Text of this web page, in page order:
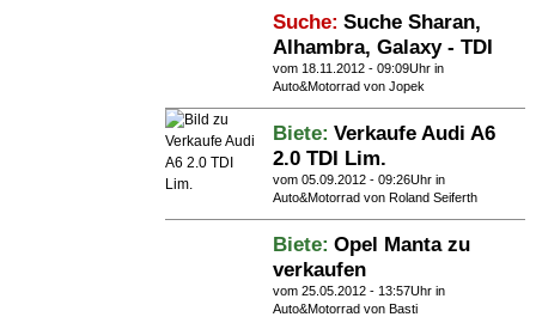
Suche: Suche Sharan,
Alhambra, Galaxy - TDI
vom 18.11.2012 - 09:09Uhr in
Auto&Motorrad von Jopek
Biete: Verkaufe Audi A6
2.0 TDI Lim.
vom 05.09.2012 - 09:26Uhr in
Auto&Motorrad von Roland Seiferth
Biete: Opel Manta zu
verkaufen
vom 25.05.2012 - 13:57Uhr in
Auto&Motorrad von Basti